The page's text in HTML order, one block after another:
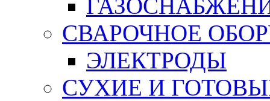
СВАРОЧНОЕ
ЭЛЕКТРОДЫ
СУХИЕ И